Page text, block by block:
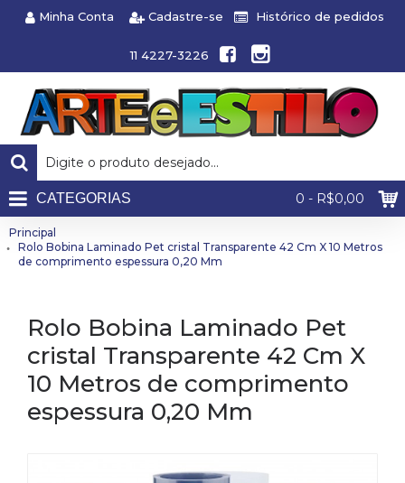
Minha Conta Cadastre-se Histórico de pedidos
11 4227-3226
0 - R$0,00
CATEGORIAS
Principal
Rolo Bobina Laminado Pet cristal Transparente 42 Cm X 10 Metros
de comprimento espessura 0,20 Mm
Rolo Bobina Laminado Pet
cristal Transparente 42 Cm X
10 Metros de comprimento
espessura 0,20 Mm